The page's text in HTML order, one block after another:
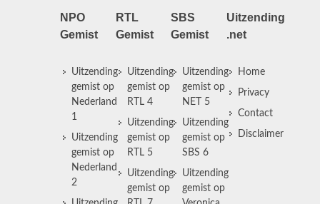
NPO
Gemist
Uitzending
gemist op
Nederland
1
Uitzending
gemist op
Nederland
2
RTL
Gemist
Uitzending
gemist op
RTL 4
Uitzending
gemist op
RTL 5
Uitzending
gemist op
SBS
Gemist
Uitzending
gemist op
NET 5
Uitzending
gemist op
SBS 6
Uitzending
gemist op
Uitzending
.net
Home
Privacy
Contact
Disclaimer